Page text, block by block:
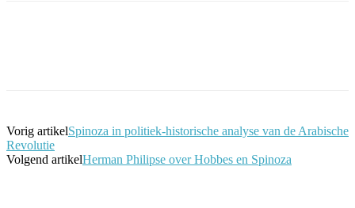
Vorig artikelSpinoza in politiek-historische analyse van de Arabische
Revolutie
Volgend artikelHerman Philipse over Hobbes en Spinoza